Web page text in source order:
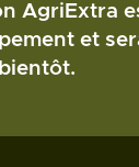
AgriExtra
et